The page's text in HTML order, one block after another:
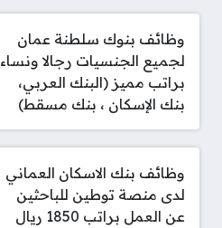
وظائف بنوك سلطنة عمان
لجميع الجنسيات رجالا ونساء
براتب مميز (البنك العربي،
بنك الإسكان ، بنك مسقط)
وظائف بنك الاسكان العماني
لدى منصة توطين للباحثين
عن العمل براتب 1850 ريال